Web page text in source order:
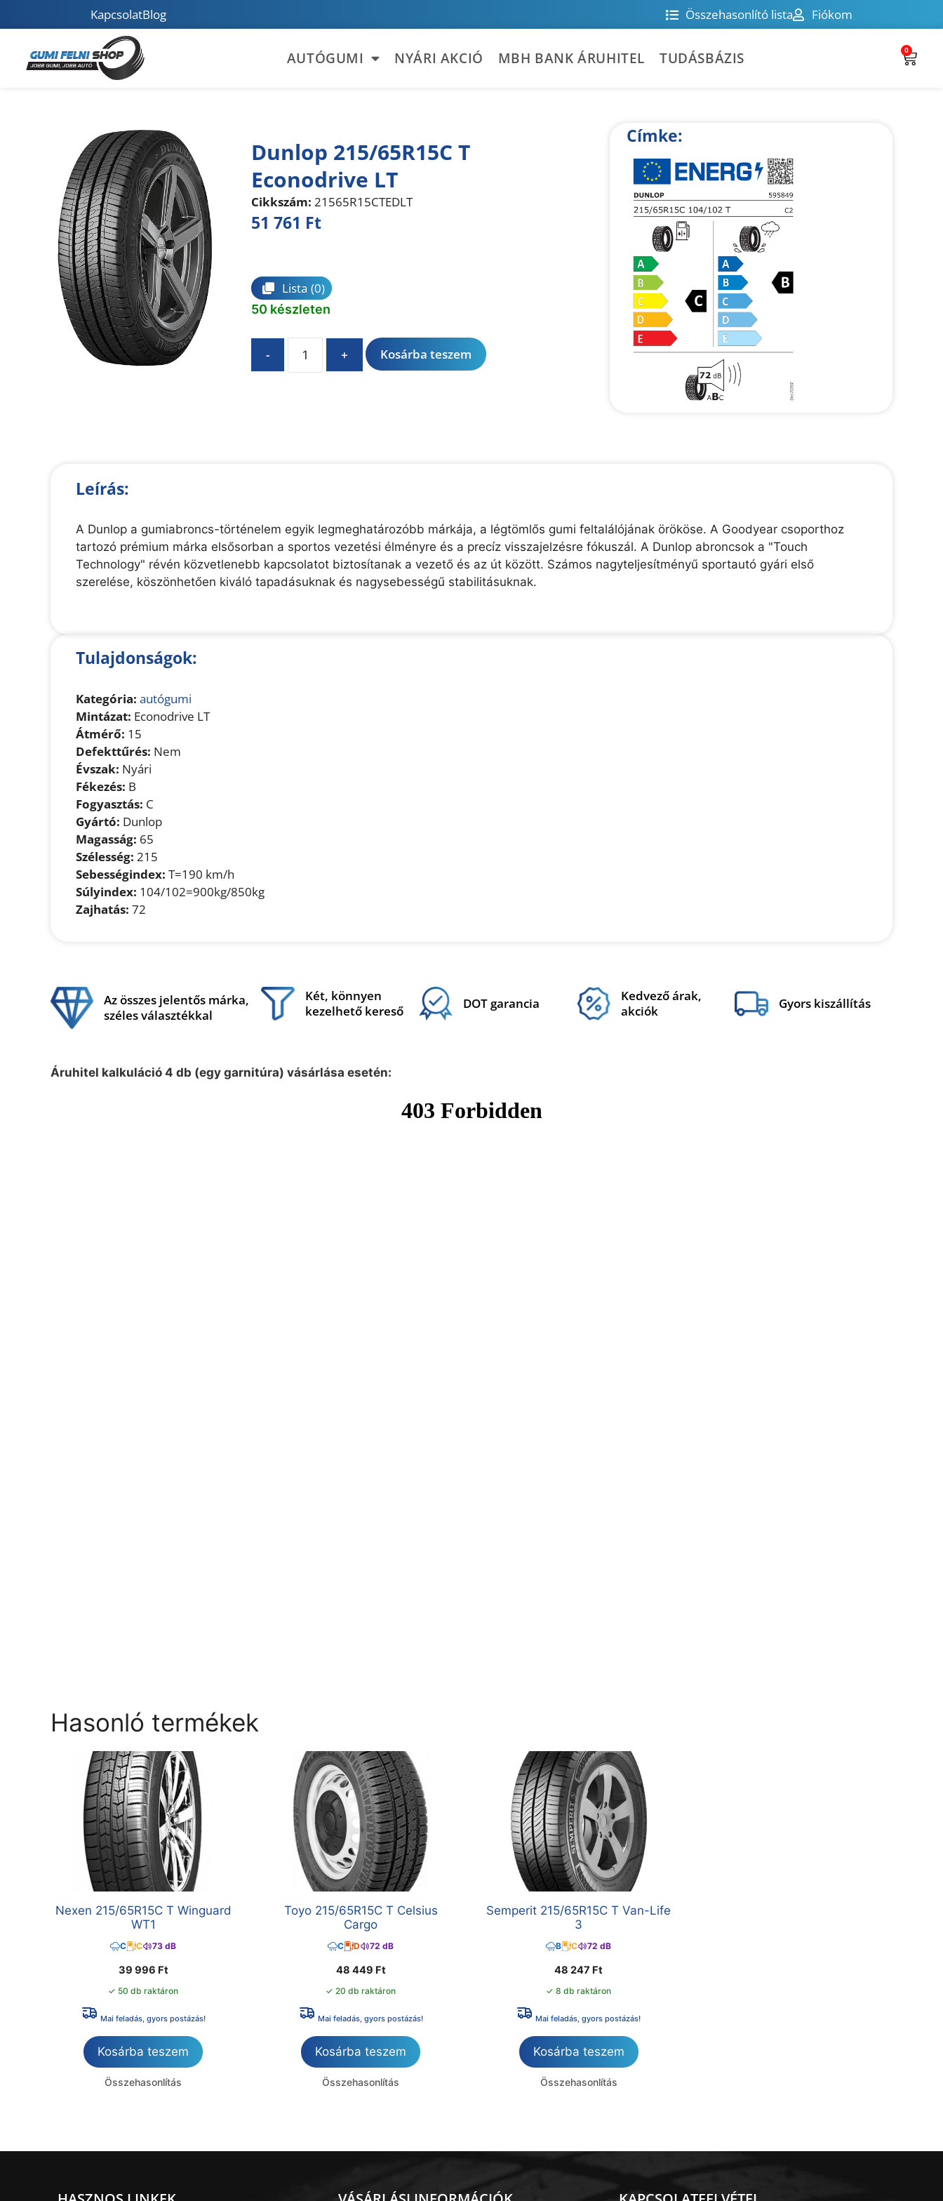
KapcsolatBlog Összehasonlító lista Fiókom
AUTÓGUMI NYÁRI AKCIÓ MBH BANK ÁRUHITEL TUDÁSBÁZIS 0
Dunlop 215/65R15C T
Econodrive LT
Cikkszám: 21565R15CTEDLT
51 761 Ft
Lista (0)
50 készleten
- + Kosárba teszem
e
Címke:
Leírás:
A Dunlop a gumiabroncs-történelem egyik legmeghatározóbb márkája, a légtömlős gumi feltalálójának örököse. A Goodyear csoporthoz
tartozó prémium márka elsősorban a sportos vezetési élményre és a precíz visszajelzésre fókuszál. A Dunlop abroncsok a "Touch
Technology" révén közvetlenebb kapcsolatot biztosítanak a vezető és az út között. Számos nagyteljesítményű sportautó gyári első
szerelése, köszönhetően kiváló tapadásuknak és nagysebességű stabilitásuknak.
Tulajdonságok:
Kategória: autógumi
Mintázat: Econodrive LT
Átmérő: 15
Defekttűrés: Nem
Évszak: Nyári
Fékezés: B
Fogyasztás: C
Gyártó: Dunlop
Magasság: 65
Szélesség: 215
Sebességindex: T=190 km/h
Súlyindex: 104/102=900kg/850kg
Zajhatás: 72
Az összes jelentős márka,
széles választékkal
Két, könnyen
kezelhető kereső
DOT garancia
Kedvező árak,
akciók
Gyors kiszállítás
Áruhitel kalkuláció 4 db (egy garnitúra) vásárlása esetén:
Hasonló termékek
Nexen 215/65R15C T Winguard
WT1
C C 73 dB
39 996 Ft
✓ 50 db raktáron
Mai feladás, gyors postázás!
Kosárba teszem
Összehasonlítás
Toyo 215/65R15C T Celsius
Cargo
C D 72 dB
48 449 Ft
✓ 20 db raktáron
Mai feladás, gyors postázás!
Kosárba teszem
Összehasonlítás
Semperit 215/65R15C T Van-Life
3
B C 72 dB
48 247 Ft
✓ 8 db raktáron
Mai feladás, gyors postázás!
Kosárba teszem
Összehasonlítás